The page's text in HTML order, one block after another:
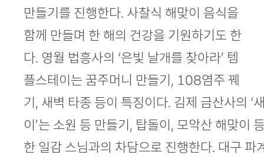
만들기를 진행한다. 사찰식 해맞이 음식을
함께 만들며 한 해의 건강을 기원하기도 한
다. 영월 법흥사의 ‘은빛 날개를 찾아라’ 템
플스테이는 꿈주머니 만들기, 108염주 꿰
기, 새벽 타종 등이 특징이다. 김제 금산사의 ‘
이’는 소원 등 만들기, 탑돌이, 모악산 해맞이
한 일감 스님과의 차담으로 진행한다. 대구 파